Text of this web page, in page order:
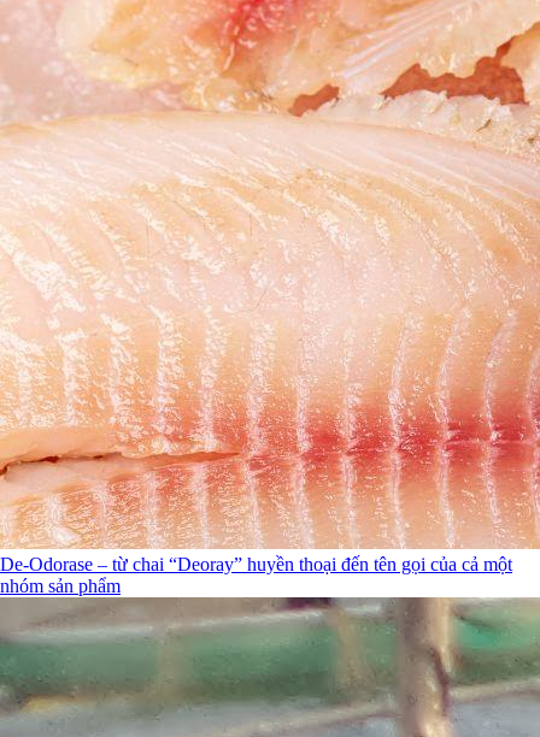
De-Odorase – từ chai “Deoray” huyền thoại đến tên gọi của cả một
nhóm sản phẩm